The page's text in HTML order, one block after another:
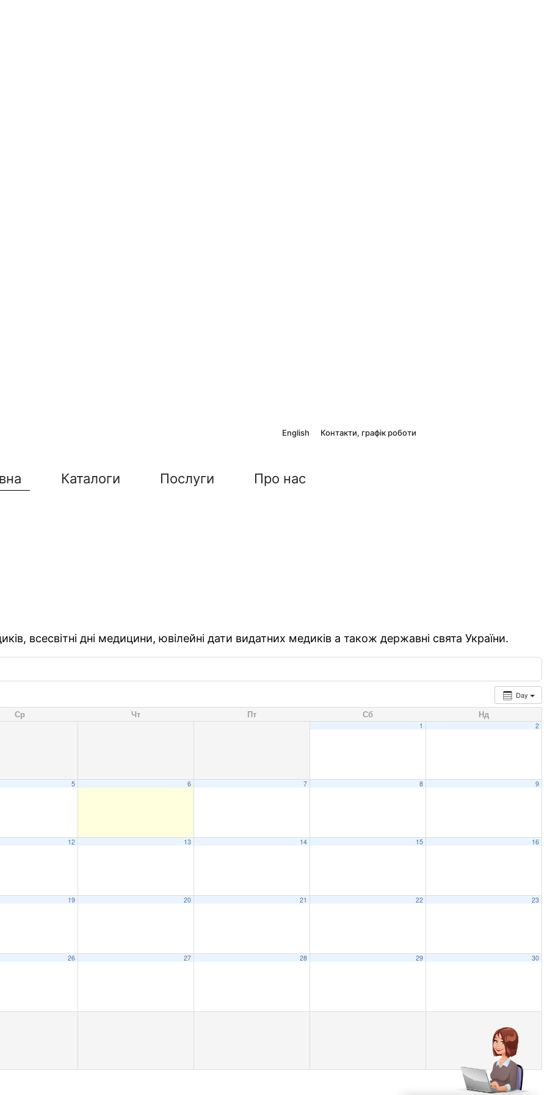
English Контакти, графік роботи
Каталоги Послуги Про нас
всесвітні дні медицини, ювілейні дати видатних медиків а також державні свята України.
Day
Ср Чт Пт Сб Нд
1 2
5 6 7 8 9
12 13 14 15 16
19 20 21 22 23
26 27 28 29 30